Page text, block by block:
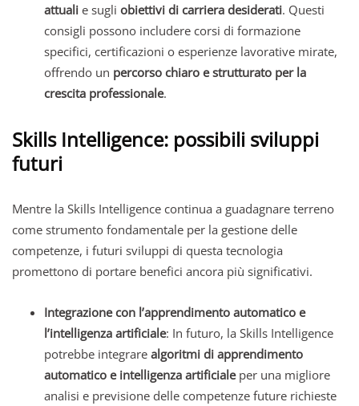
attuali e sugli obiettivi di carriera desiderati. Questi
consigli possono includere corsi di formazione
specifici, certificazioni o esperienze lavorative mirate,
offrendo un percorso chiaro e strutturato per la
crescita professionale.
Skills Intelligence: possibili sviluppi
futuri
Mentre la Skills Intelligence continua a guadagnare terreno
come strumento fondamentale per la gestione delle
competenze, i futuri sviluppi di questa tecnologia
promettono di portare benefici ancora più significativi.
Integrazione con l’apprendimento automatico e
l’intelligenza artificiale: In futuro, la Skills Intelligence
potrebbe integrare algoritmi di apprendimento
automatico e intelligenza artificialeper una migliore
analisi e previsione delle competenze future richieste